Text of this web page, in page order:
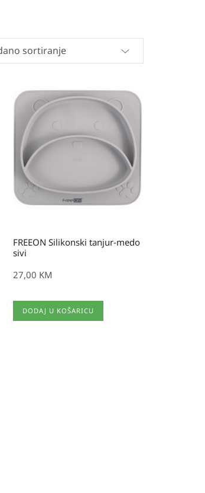
FREEON Silikonski tanjur-medo
sivi
27,00 KM
DODAJ U KOŠARICU